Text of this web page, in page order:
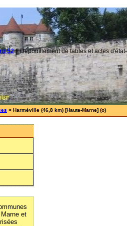
52||Dépouillement de tables et actes
> Harméville (46,8 km) [Haute-Marne] (o)
et